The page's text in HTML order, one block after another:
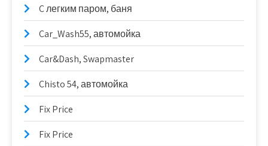
C легким паром, баня
Car_Wash55, автомойка
Car&Dash, Swapmaster
Chisto 54, автомойка
Fix Price
Fix Price